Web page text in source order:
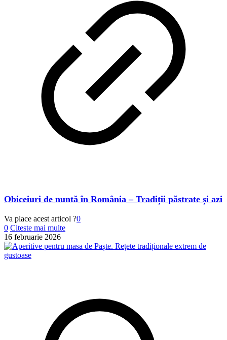
Obiceiuri de nuntă în România – Tradiții păstrate și azi
Va place acest articol ?0
0 Citeste mai multe
16 februarie 2026